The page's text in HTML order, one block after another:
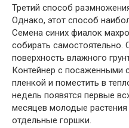
Третий способ
Однако, этот способ
Семена синих фиалок
собирать
поверхность влажного
Контейнер с посаженными
пленкой и поместить в
недель появятся первые
месяцев молодые
отдельные горшки.